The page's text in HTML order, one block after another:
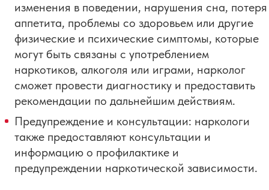
изменения в поведении, нарушения сна, потеря
аппетита, проблемы со здоровьем или другие
физические и психические симптомы, которые
могут быть связаны с употреблением
наркотиков, алкоголя или играми, нарколог
сможет провести диагностику и предоставить
рекомендации по дальнейшим действиям.
Предупреждение и консультации: наркологи
также предоставляют консультации и
информацию о профилактике и
предупреждении наркотической зависимости.